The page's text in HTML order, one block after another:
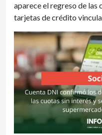
aparece el regreso de las
tarjetas de crédito